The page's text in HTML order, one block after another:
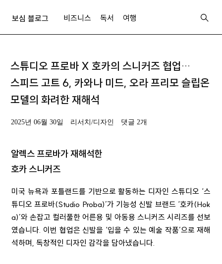
보심 블로그 비즈니스 독서 여행
스튜디오 프로바 X 호카의 스니커즈 협업…
스피드 고트 6, 카와나 미드, 오라 프리모 슬립온
모델의 화려한 재해석
2025년 06월 30일 리서치/디자인 댓글 2개
알렉스 프로바가 재해석한
호카 스니커즈
미국 뉴욕과 포틀랜드를 기반으로 활동하는 디자인 스튜디오 ‘스
튜디오 프로바(Studio Proba)’가 기능성 신발 브랜드 ‘호카(Hok
a)’와 손잡고 컬러풀한 어른용 및 아동용 스니커즈 시리즈를 선보
였습니다. 이번 협업은 신발을 ‘입을 수 있는 예술 작품’으로 재해
석하며, 독창적인 디자인 감각을 담아냈습니다.